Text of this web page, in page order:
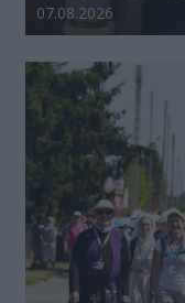
Data dodania galerii:
07.08.2026